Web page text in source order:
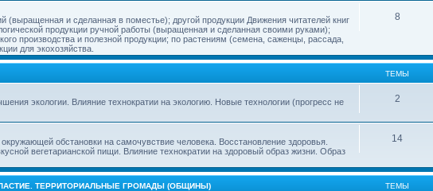
(выращенная и сделанная в поместье); другой продукции Движения читателей книг
продукции ручной работы (выращенная и сделанная своими руками);
производства и полезной продукции; по растениям (семена, саженцы, рассада,
для экохозяйства.
8
ТЕМЫ
экологии. Влияние технократии на экологию. Новые технологии (прогресс не
2
обстановки на самочувствие человека. Восстановление здоровья.
вегетарианской пищи. Влияние технократии на здоровый образ жизни. Образ
14
ТЕРРИТОРИАЛЬНЫЕ ГРОМАДЫ (ОБЩИНЫ) ТЕМЫ